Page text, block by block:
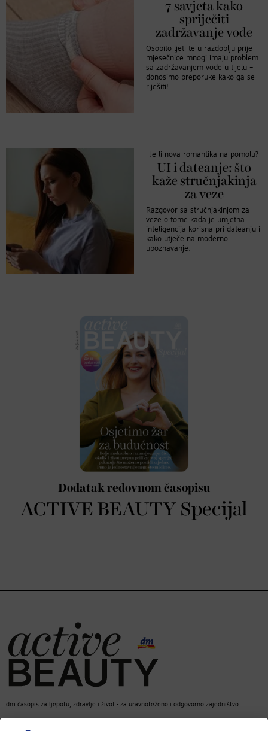
7 savjeta kako
spriječiti
zadržavanje vode
Osobito ljeti te u razdoblju prije
mjesečnice mnogi imaju problem
sa zadržavanjem vode u tijelu –
donosimo preporuke kako ga se
riješiti!
Je li nova romantika na pomolu?
UI i dateanje: što
kaže stručnjakinja
za veze
Razgovor sa stručnjakinjom za
veze o tome kada je umjetna
inteligencija korisna pri dateanju i
kako utječe na moderno
upoznavanje.
Dodatak redovnom časopisu
ACTIVE BEAUTY Specijal
dm časopis za ljepotu, zdravlje i život - za uravnoteženo i odgovorno zajedništvo.